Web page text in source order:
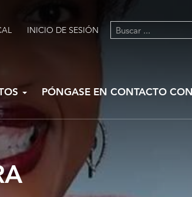
INICIO DE SESIÓN
PÓNGASE EN CONTACTO CON